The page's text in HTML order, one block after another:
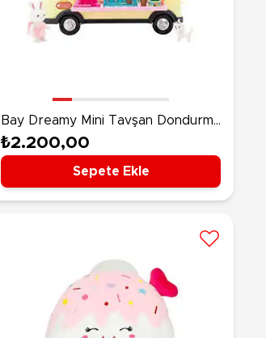
Bay Dreamy Mini Tavşan Dondurma
Karavanı Oyun Seti
₺2.200,00
Sepete Ekle